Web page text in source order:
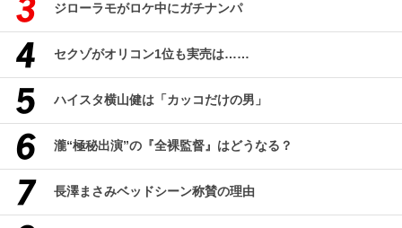
ジローラモがロケ中にガチナンパ
セクゾがオリコン1位も実売は……
ハイスタ横山健は「カッコだけの男」
瀧“極秘出演”の『全裸監督』はどうなる？
長澤まさみベッドシーン称賛の理由